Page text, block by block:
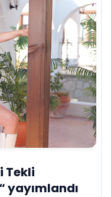
Tekli
yayımlandı